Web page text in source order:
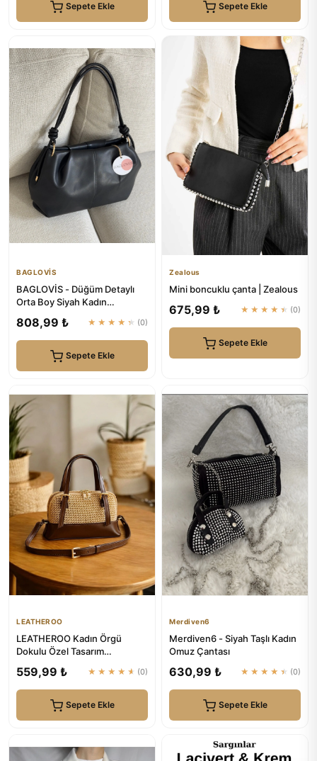
Sepete Ekle Sepete Ekle
BAGLOVİS
BAGLOVİS - Düğüm Detaylı
Orta Boy Siyah Kadın
Çantas...
808,99 ₺ ★★★★★ (0)
Sepete Ekle
Zealous
Mini boncuklu çanta | Zealous
675,99 ₺ ★★★★★ (0)
Sepete Ekle
LEATHEROO
LEATHEROO Kadın Örgü
Dokulu Özel Tasarım
559,99 ₺ ★★★★★ (0)
Sepete Ekle
Merdiven6
Merdiven6 - Siyah Taşlı Kadın
Omuz Çantası
630,99 ₺ ★★★★★ (0)
Sepete Ekle